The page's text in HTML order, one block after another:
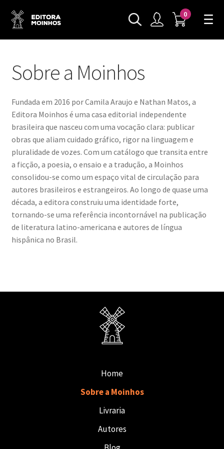
0
Sobre a Moinhos
Fundada em 2016 por Camila Araujo e Nathan Matos, a
Editora Moinhos é uma casa editorial independente
brasileira que nasceu com uma vocação clara: publicar
obras que aliam cuidado gráfico, rigor na linguagem e
pluralidade de vozes. Com um catálogo que transita entre
a ficção, a poesia, o ensaio e a tradução, a Moinhos
consolidou-se como um espaço vital de circulação para
autores brasileiros e estrangeiros. Ao longo de quase uma
década, a editora construiu uma identidade forte,
tornando-se uma referência incontornável na publicação
de literatura latino-americana e autores de língua
hispânica no Brasil.
Home
Sobre a Moinhos
Livraria
Autores